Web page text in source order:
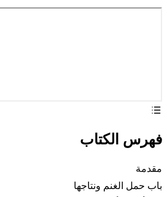
فهرس الكتاب
مقدمة
باب حمل الغنم ونتاجها